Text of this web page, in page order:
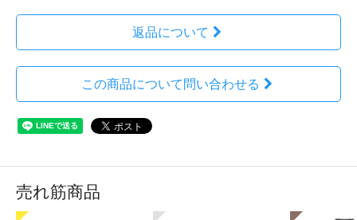
返品について
この商品について問い合わせる
売れ筋商品